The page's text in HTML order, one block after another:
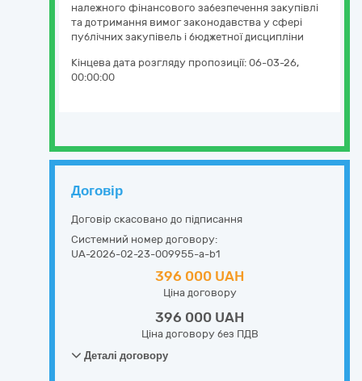
належного фінансового забезпечення закупівлі
та дотримання вимог законодавства у сфері
публічних закупівель і бюджетної дисципліни
Кінцева дата розгляду пропозиції: 06-03-26,
00:00:00
Договір
Договір скасовано до підписання
Системний номер договору:
UA-2026-02-23-009955-a-b1
396 000 UAH
Ціна договору
396 000 UAH
Ціна договору без ПДВ
Деталі договору